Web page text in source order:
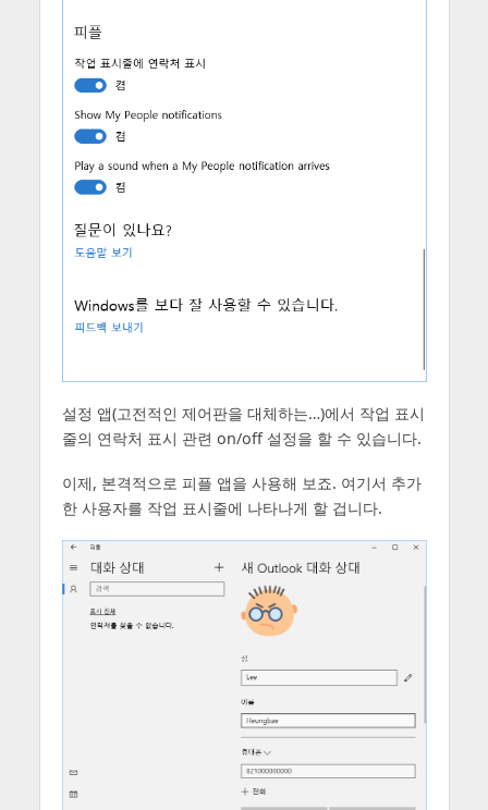
설정 앱(고전적인 제어판을 대체하는…)에서 작업 표시
줄의 연락처 표시 관련 on/off 설정을 할 수 있습니다.
이제, 본격적으로 피플 앱을 사용해 보죠. 여기서 추가
한 사용자를 작업 표시줄에 나타나게 할 겁니다.